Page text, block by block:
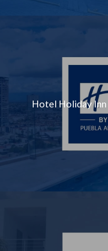
Hotel Holiday Inn